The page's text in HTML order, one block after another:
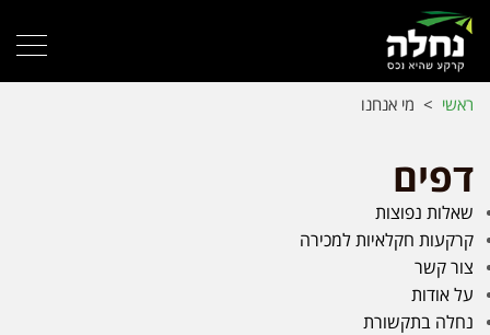
ראשי > מי אנחנו
דפים
שאלות נפוצות
קרקעות חקלאיות למכירה
צור קשר
על אודות
נחלה בתקשורת